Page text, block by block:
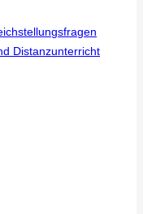
Distanzunterricht